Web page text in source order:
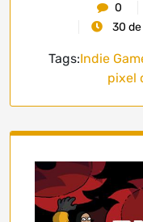
0
30
Tags:Indie
pixel